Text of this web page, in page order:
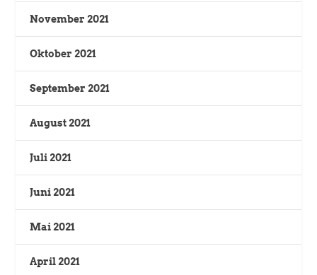
November 2021
Oktober 2021
September 2021
August 2021
Juli 2021
Juni 2021
Mai 2021
April 2021